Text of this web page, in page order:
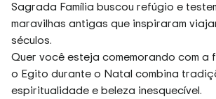
Sagrada Família buscou refúgio e
maravilhas antigas que inspiraram
séculos.
Quer você esteja comemorando com a
o Egito durante o Natal combina
espiritualidade e beleza inesquecível.